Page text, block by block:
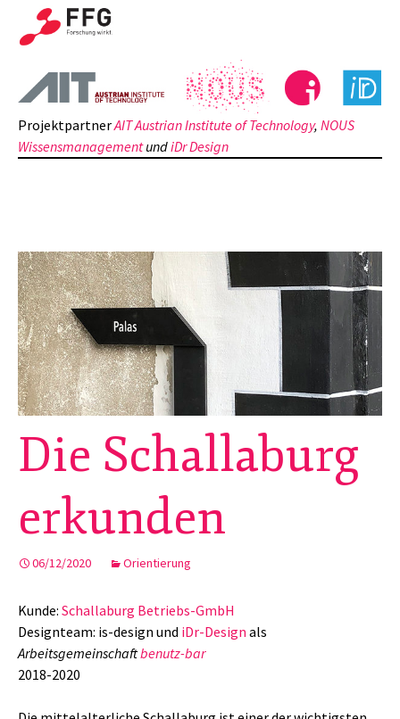
ProjektpartnerAIT Austrian Institute of Technology, NOUS
WissensmanagementundiDr Design
Die Schallaburg
erkunden
06/12/2020 Orientierung
Kunde: Schallaburg Betriebs-GmbH
Designteam: is-design und iDr-Design als
Arbeitsgemeinschaftbenutz-bar
2018-2020